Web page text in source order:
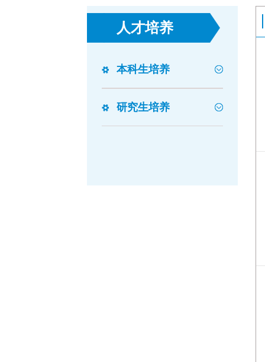
人才培养
本科生培养
研究生培养